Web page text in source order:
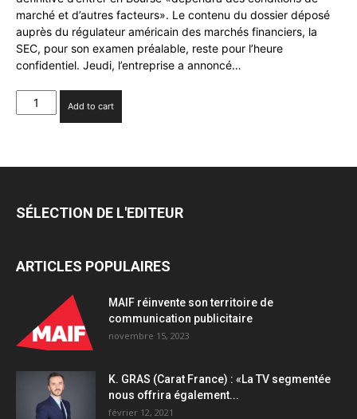
marché et d’autres facteurs». Le contenu du dossier déposé
auprès du régulateur américain des marchés financiers, la
SEC, pour son examen préalable, reste pour l’heure
confidentiel. Jeudi, l’entreprise a annoncé…
:
son
Bourse
Add to cart
SÉLECTION DE L'EDITEUR
ARTICLES POPULAIRES
MAIF réinvente son territoire de
communication publicitaire
novembre 15, 2023
K. GRAS (Carat France) : «La TV segmentée
nous offrira également...
février 12, 2021